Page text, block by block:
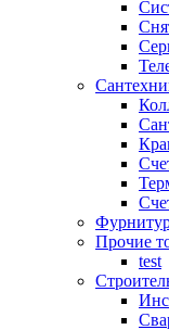
Прочие
test